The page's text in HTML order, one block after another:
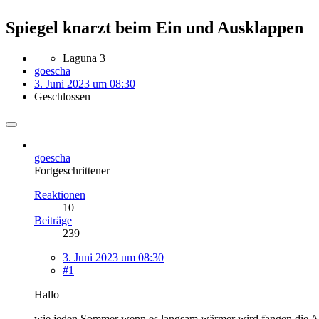
Spiegel knarzt beim Ein und Ausklappen
Laguna 3
goescha
3. Juni 2023 um 08:30
Geschlossen
goescha
Fortgeschrittener
Reaktionen
10
Beiträge
239
3. Juni 2023 um 08:30
#1
Hallo